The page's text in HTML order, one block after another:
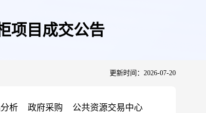
项目成交公告
更新时间：2026-07-20
析 政府采购 公共资源交易中心